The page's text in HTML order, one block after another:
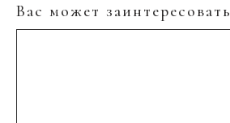
Вас может заинтересовать